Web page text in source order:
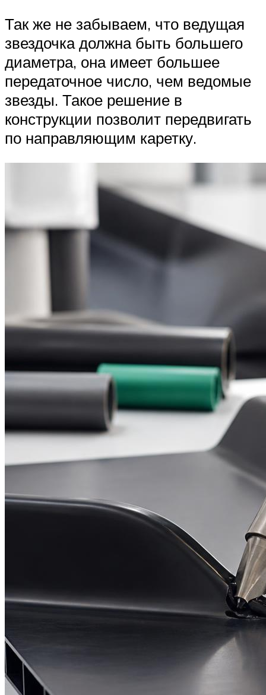
Так же не забываем, что ведущая
звездочка должна быть большего
диаметра, она имеет большее
передаточное число, чем ведомые
звезды. Такое решение в
конструкции позволит передвигать
по направляющим каретку.